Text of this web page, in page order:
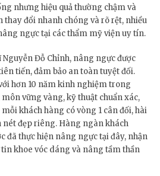
nhưng hiệu quả thường chậm và
thay đổi nhanh chóng và rõ rệt, nhiều
ngực tại các thẩm mỹ viện uy tín.
Nguyễn Đỗ Chỉnh, nâng ngực được
tiến, đảm bảo an toàn tuyệt đối.
hơn 10 năm kinh nghiệm trong
vững vàng, kỹ thuật chuẩn xác,
khách hàng có vòng 1 cân đối, hài
nét đẹp riêng. Hàng ngàn khách
đã thực hiện nâng ngực tại đây, nhận
khoe vóc dáng và nâng tầm thần